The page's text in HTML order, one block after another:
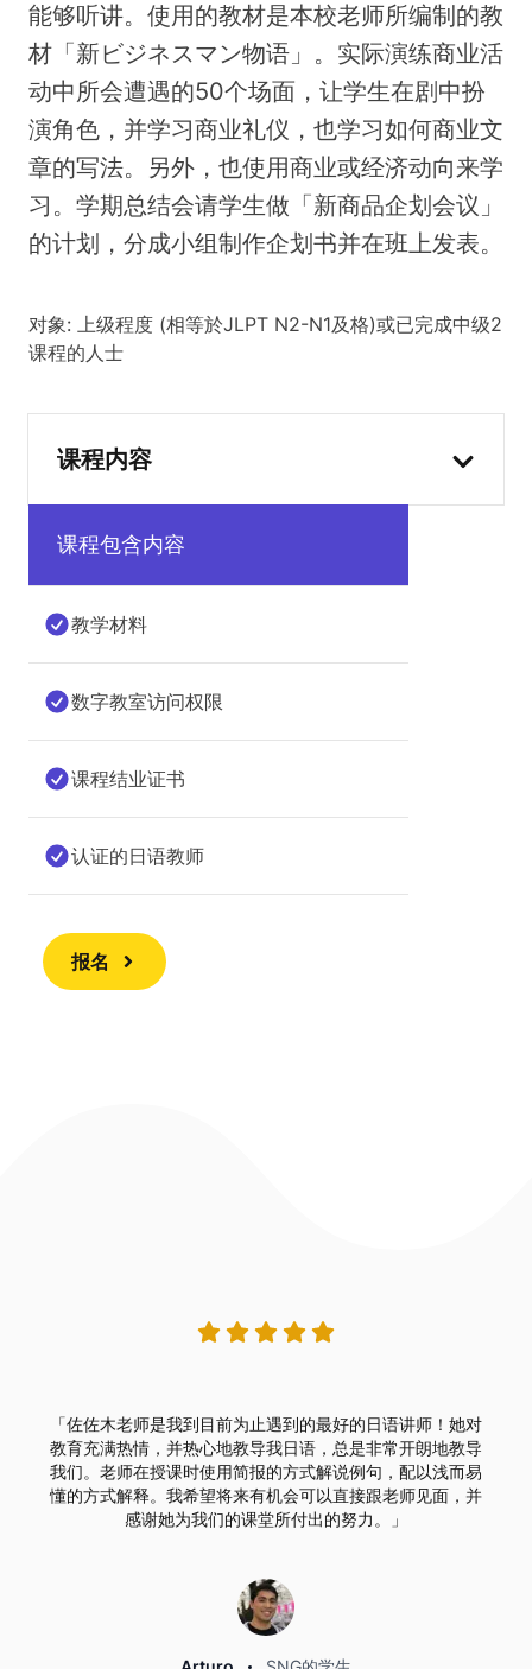
能够听讲。使用的教材是本校老师所编制的教
材「新ビジネスマン物语」。实际演练商业活
动中所会遭遇的50个场面，让学生在剧中扮
演角色，并学习商业礼仪，也学习如何商业文
章的写法。另外，也使用商业或经济动向来学
习。学期总结会请学生做「新商品企划会议」
的计划，分成小组制作企划书并在班上发表。
对象: 上级程度 (相等於JLPT N2-N1及格)或已完成中级2
课程的人士
课程内容
课程包含内容
教学材料
数字教室访问权限
课程结业证书
认证的日语教师
报名
「佐佐木老师是我到目前为止遇到的最好的日语讲师！她对
教育充满热情，并热心地教导我日语，总是非常开朗地教导
我们。老师在授课时使用简报的方式解说例句，配以浅而易
懂的方式解释。我希望将来有机会可以直接跟老师见面，并
感谢她为我们的课堂所付出的努力。」